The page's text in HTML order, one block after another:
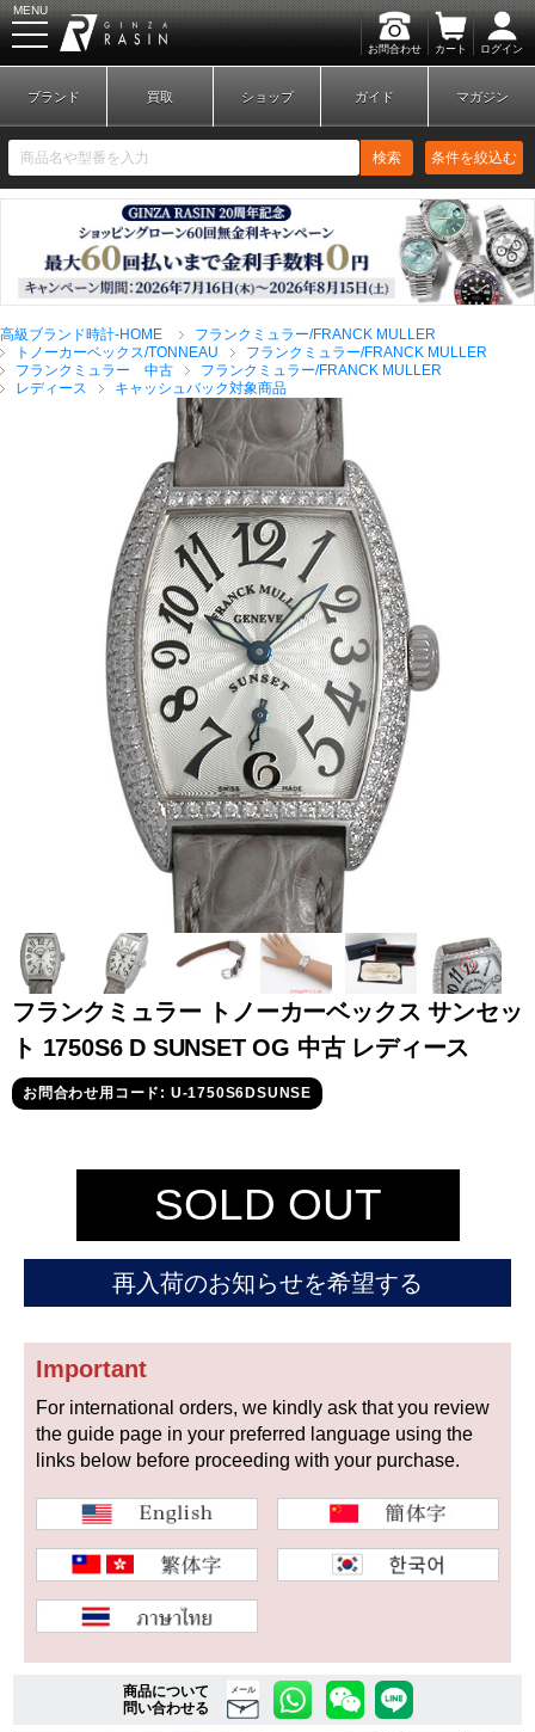
お問合わせ カート ログイン
MENU
新規会員登録 ログイン
ブランドから探す
全てのブランドを見
る
ロレックス
パテック
フィリップ
オーデマピゲ ウブロ
グランド
セイコー
オメガ IWC
ヴァシュロン
チューダー パネライ
商品の状態から探す
未使用品
中古品 アンティーク品
WEB限定品 SALE
複数条件で商品を絞り込む
ブランド 買取 ショップ ガイド マガジン
検索 条件を絞込む
高級ブランド時計-HOME
フランクミュラー/FRANCK MULLER
トノーカーベックス/TONNEAU
フランクミュラー/FRANCK MULLER
フランクミュラー 中古
フランクミュラー/FRANCK MULLER
レディース
キャッシュバック対象商品
フランクミュラー トノーカーベックス サンセッ
ト 1750S6 D SUNSET OG 中古 レディース
お問合わせ用コード: U-1750S6DSUNSE
SOLD OUT
再入荷のお知らせを希望する
Important
For international orders, we kindly ask that you review
the guide page in your preferred language using the
links below before proceeding with your purchase.
商品について
問い合わせる
メール